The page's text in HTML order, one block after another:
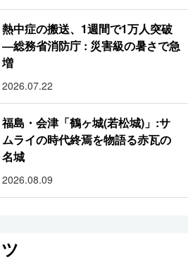
熱中症の搬送、1週間で1万人突破
―総務省消防庁 : 災害級の暑さで急
増
2026.07.22
福島・会津「鶴ヶ城(若松城)」:サ
ムライの時代終焉を物語る赤瓦の
名城
2026.08.09